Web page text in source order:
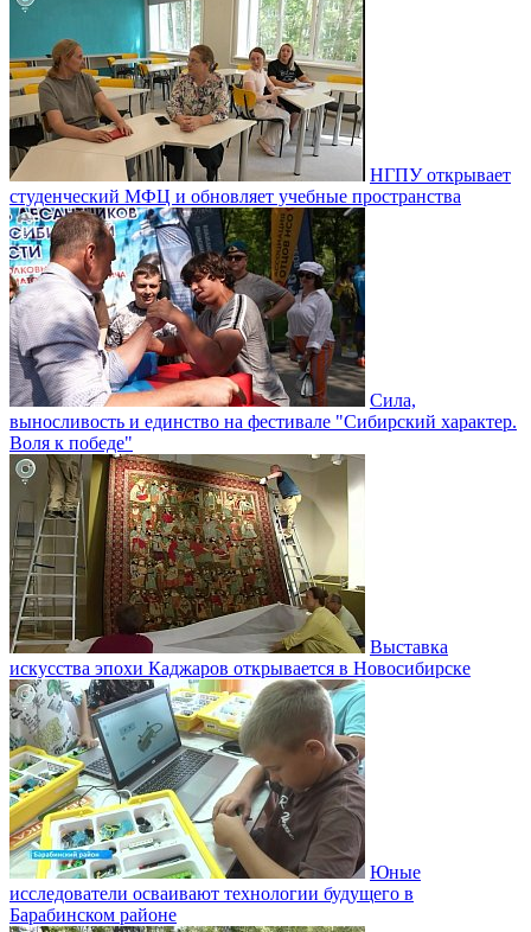
НГПУ открывает
студенческий МФЦ и обновляет учебные пространства
Сила,
выносливость и единство на фестивале "Сибирский характер.
Воля к победе"
Выставка
искусства эпохи Каджаров открывается в Новосибирске
Юные
исследователи осваивают технологии будущего в
Барабинском районе